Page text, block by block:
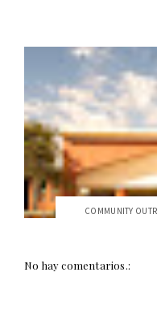
COMMUNITY
No hay comentarios.: